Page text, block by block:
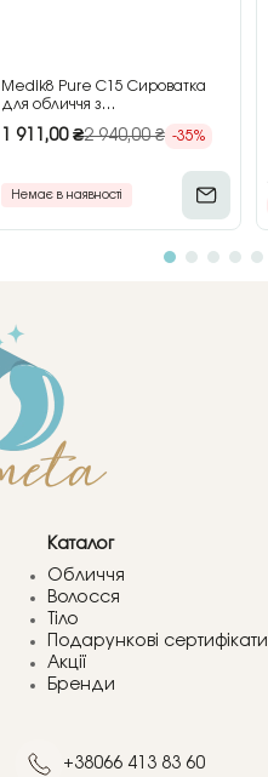
Medik8 Pure C15 Сироватка
для обличчя з
2×15 мл
1 911,00₴2 940,00₴ -35%
Немає в наявності
Каталог
Обличчя
Волосся
Тіло
Подарункові сертифікати
Акції
Бренди
+38066 413 83 60